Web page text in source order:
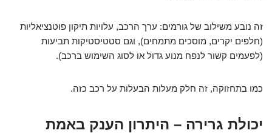
זה נובע משילוב של גורמים: ערך הרכב, עלויות תיקון פוטנציאליות
(חלפים יקרים, מוסכים מתמחים), וגם סטטיסטיקות תביעות
(לפעמים קשור לנפח מנוע גדול או לסוג השימוש ברכב).
כמו בתחזוקה, זה חלק מעלות הבעלות על רכב כזה.
יכולת גרירה – היתרון הענק באמת